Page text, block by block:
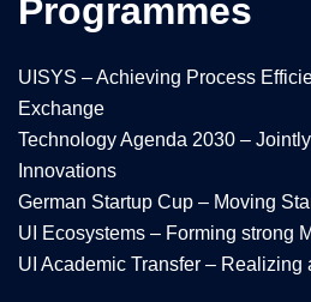
Programmes
UISYS – Achieving Process
Exchange
Technology Agenda 2030 –
Innovations
German Startup Cup – Moving
UI Ecosystems – Forming strong
UI Academic Transfer – Realizing